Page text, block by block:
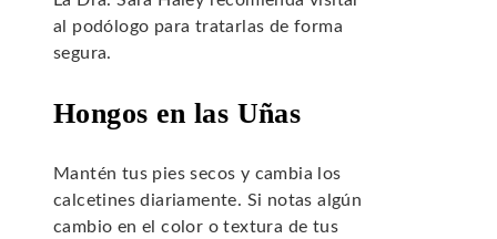
al podólogo para tratarlas de forma
segura.
Hongos en las Uñas
Mantén tus pies secos y cambia los
calcetines diariamente. Si notas algún
cambio en el color o textura de tus